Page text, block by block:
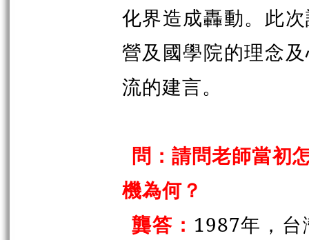
化界造成轟動。此
營及國學院的理念
流的建言。
問：請問老師當初
機為何？
龔答： 1987年，